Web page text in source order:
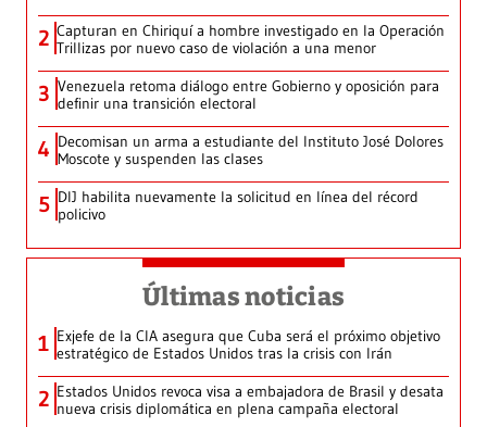
2 Capturan en Chiriquí a hombre investigado en la Operación
Trillizas por nuevo caso de violación a una menor
3 Venezuela retoma diálogo entre Gobierno y oposición para
definir una transición electoral
4 Decomisan un arma a estudiante del Instituto José Dolores
Moscote y suspenden las clases
5 DIJ habilita nuevamente la solicitud en línea del récord
policivo
Últimas noticias
1 Exjefe de la CIA asegura que Cuba será el próximo objetivo
estratégico de Estados Unidos tras la crisis con Irán
2 Estados Unidos revoca visa a embajadora de Brasil y desata
nueva crisis diplomática en plena campaña electoral